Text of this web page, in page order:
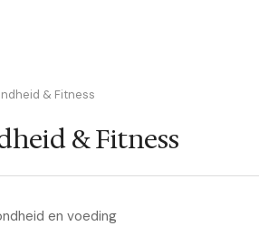
& Fitness
& Fitness
en voeding